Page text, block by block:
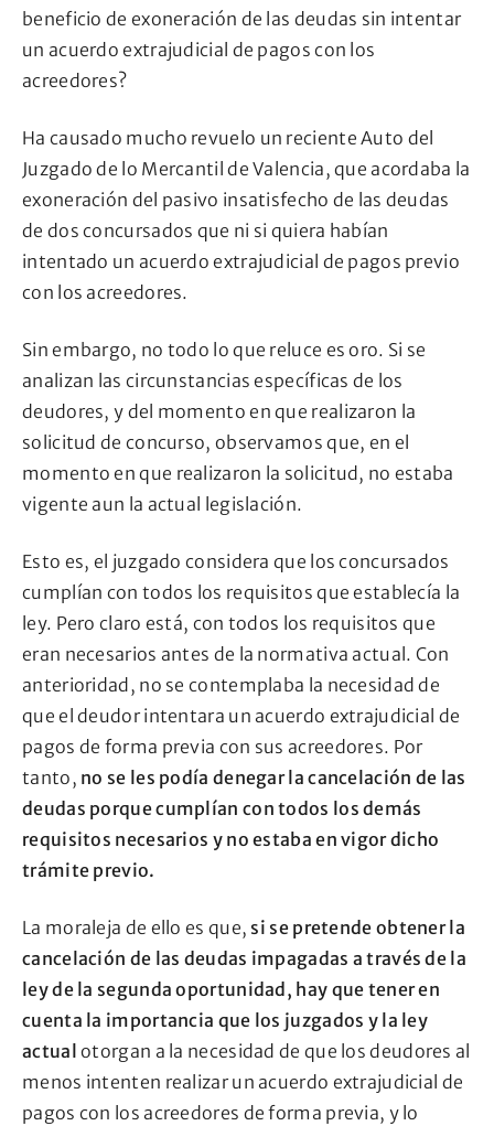
beneficio de exoneración de las deudas sin intentar
un acuerdo extrajudicial de pagos con los
acreedores?
Ha causado mucho revuelo un reciente Auto del
Juzgado de lo Mercantil de Valencia, que acordaba la
exoneración del pasivo insatisfecho de las deudas
de dos concursados que ni si quiera habían
intentado un acuerdo extrajudicial de pagos previo
con los acreedores.
Sin embargo, no todo lo que reluce es oro. Si se
analizan las circunstancias específicas de los
deudores, y del momento en que realizaron la
solicitud de concurso, observamos que, en el
momento en que realizaron la solicitud, no estaba
vigente aun la actual legislación.
Esto es, el juzgado considera que los concursados
cumplían con todos los requisitos que establecía la
ley. Pero claro está, con todos los requisitos que
eran necesarios antes de la normativa actual. Con
anterioridad, no se contemplaba la necesidad de
que el deudor intentara un acuerdo extrajudicial de
pagos de forma previa con sus acreedores. Por
tanto, no se les podía denegar la cancelación de las
deudas porque cumplían con todos los demás
requisitos necesarios y no estaba en vigor dicho
trámite previo.
La moraleja de ello es que, si se pretende obtener la
cancelación de las deudas impagadas a través de la
ley de la segunda oportunidad, hay que tener en
cuenta la importancia que los juzgados y la ley
actual otorgan a la necesidad de que los deudores al
menos intenten realizar un acuerdo extrajudicial de
pagos con los acreedores de forma previa, y lo